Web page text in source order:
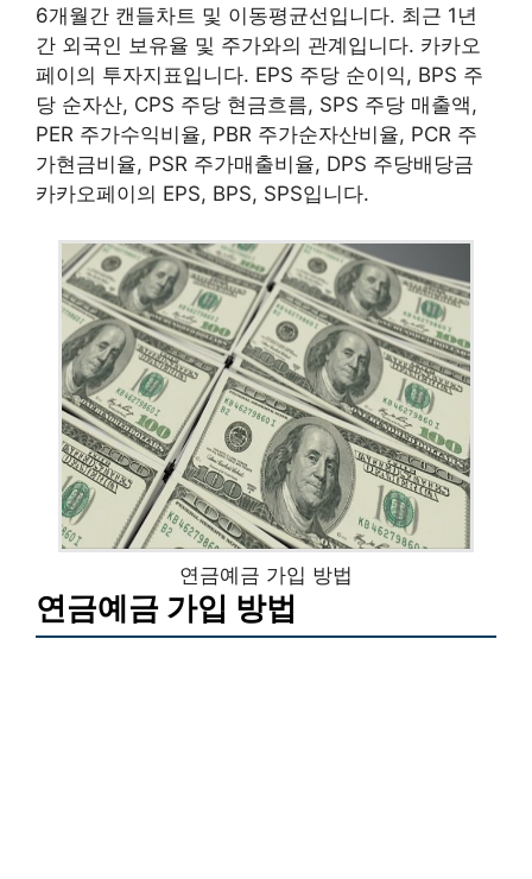
6개월간 캔들차트 및 이동평균선입니다. 최근 1년
간 외국인 보유율 및 주가와의 관계입니다. 카카오
페이의 투자지표입니다. EPS 주당 순이익, BPS 주
당 순자산, CPS 주당 현금흐름, SPS 주당 매출액,
PER 주가수익비율, PBR 주가순자산비율, PCR 주
가현금비율, PSR 주가매출비율, DPS 주당배당금
카카오페이의 EPS, BPS, SPS입니다.
연금예금 가입 방법
연금예금 가입 방법